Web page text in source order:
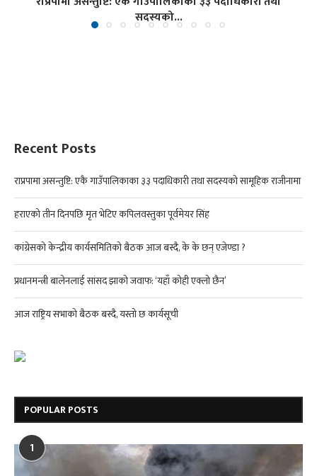
सदस्यको...
Recent Posts
राप्रपामा असन्तुष्टि: एकै गाउँपालिकाका ३३ पदाधिकारी तथा सदस्यको सामूहिक राजीनामा
हराएको तीन दिनपछि मृत भेटिए कपिलवस्तुका पूर्वमेयर सिंह
कांग्रेसको केन्द्रीय कार्यसमितिको बैठक आज बस्दै, के के छन् एजेण्डा ?
प्रधानमन्त्री बालेनलाई सांसद झाको जवाफ: ‘यहाँ कोही एक्लो छैन’
आज राष्ट्रिय सभाको बैठक बस्दै, यस्तो छ कार्यसूची
POPULAR POSTS
1